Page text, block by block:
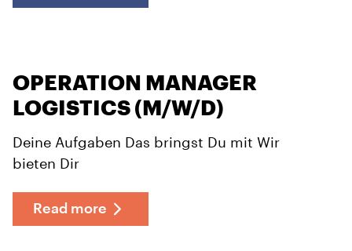
OPERATION MANAGER
LOGISTICS (M/W/D)
Deine Aufgaben Das bringst Du mit Wir
bieten Dir
Read more